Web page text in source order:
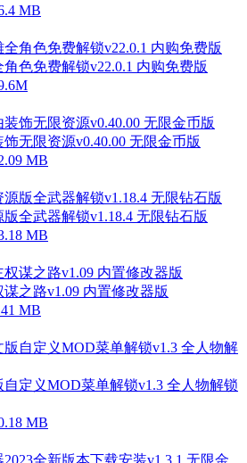
MB
色免费解锁v22.0.1 内购免费版
无限资源v0.40.00 无限金币版
MB
全武器解锁v1.18.4 无限钻石版
MB
之路v1.09 内置修改器版
MB
定义MOD菜单解锁v1.3 全人物解锁
MB